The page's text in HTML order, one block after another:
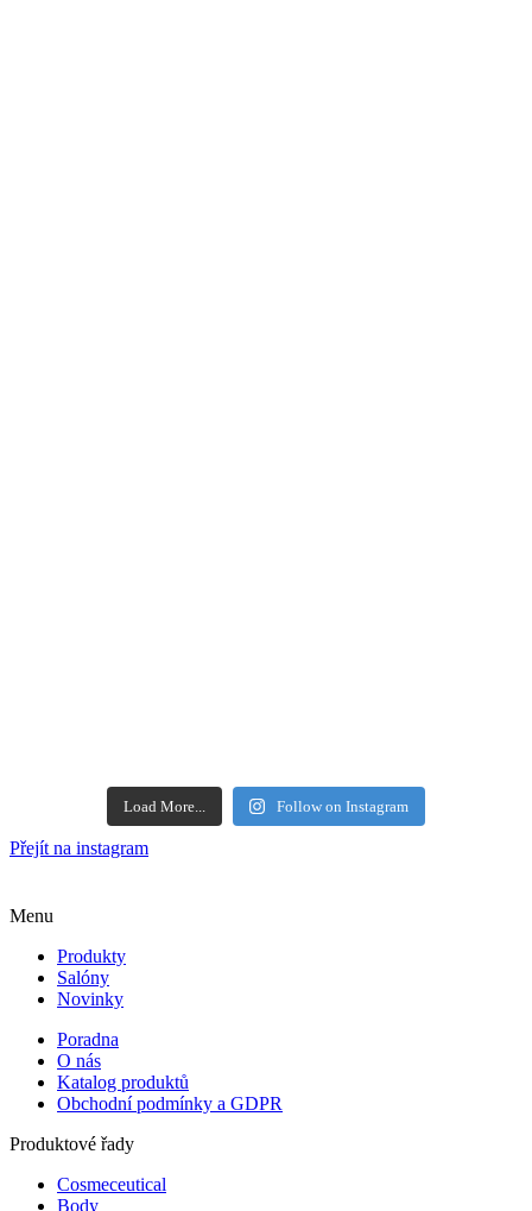
Load More... Follow on Instagram
Přejít na instagram
Menu
Produkty
Salóny
Novinky
Poradna
O nás
Katalog produktů
Obchodní podmínky a GDPR
Produktové řady
Cosmeceutical
Body